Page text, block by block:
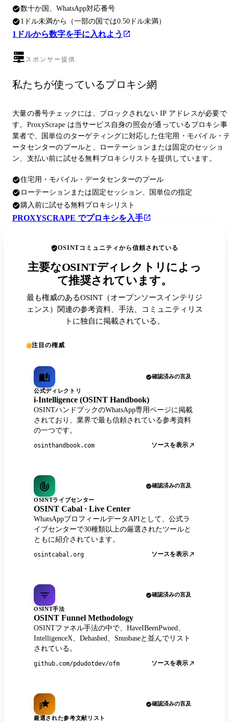
数十か国、WhatsApp対応番号
1ドル未満から（一部の国では0.50ドル未満）
1ドルから数字を手に入れよう
スポンサー提供
私たちが使っているプロキシ網
大量の番号チェックには、ブロックされない IP アドレスが必要で
す。ProxyScrape は当サービス自身の照会が通っているプロキシ事
業者で、国単位のターゲティングに対応した住宅用・モバイル・
ータセンターのプールと、ローテーションまたは固定のセッショ
ン、支払い前に試せる無料プロキシリストを提供しています。
住宅用・モバイル・データセンターのプール
ローテーションまたは固定セッション、国単位の指定
購入前に試せる無料プロキシリスト
PROXYSCRAPE でプロキシを入手
OSINTコミュニティから信頼されている
主要なOSINTディレクトリによっ
て推奨されています。
最も権威のあるOSINT（オープンソースインテリジ
ェンス）関連の参考資料、手法、コミュニティリス
トに独自に掲載されている。
注目の権威
確認済みの言及
公式ディレクトリ
i-Intelligence (OSINT Handbook)
OSINTハンドブックのWhatsApp専用ページに掲載
されており、業界で最も信頼されている参考資料
の一つです。
osinthandbook.com ソースを表示
確認済みの言及
OSINTライブセンター
OSINT Cabal · Live Center
WhatsAppプロフィールデータAPIとして、公式ラ
イブセンターで30種類以上の厳選されたツールと
ともに紹介されています。
osintcabal.org ソースを表示
確認済みの言及
OSINT手法
OSINT Funnel Methodology
OSINTファネル手法の中で、HaveIBeenPwned、
IntelligenceX、Dehashed、Snusbaseと並んでリスト
されている。
github.com/pdudotdev/ofm ソースを表示
確認済みの言及
厳選された参考文献リスト